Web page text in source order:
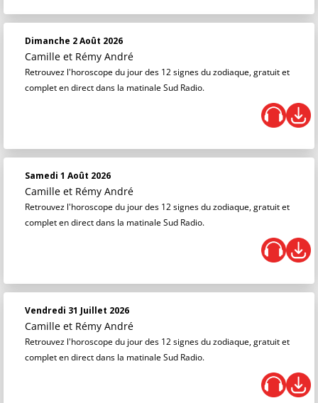
Dimanche 2 Août 2026
Camille et Rémy André
Retrouvez l'horoscope du jour des 12 signes du zodiaque, gratuit et
complet en direct dans la matinale Sud Radio.
Samedi 1 Août 2026
Camille et Rémy André
Retrouvez l'horoscope du jour des 12 signes du zodiaque, gratuit et
complet en direct dans la matinale Sud Radio.
Vendredi 31 Juillet 2026
Camille et Rémy André
Retrouvez l'horoscope du jour des 12 signes du zodiaque, gratuit et
complet en direct dans la matinale Sud Radio.